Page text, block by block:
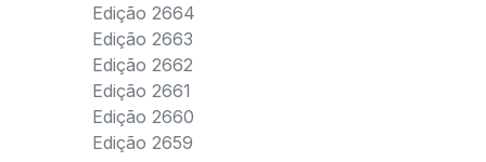
Edição 2664
Edição 2663
Edição 2662
Edição 2661
Edição 2660
Edição 2659